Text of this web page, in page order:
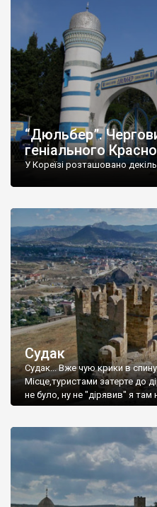
“Дюльбер”.
геніального
У Кореїзі розташовано
Судак
Судак... Вже чую крики в
Місце,туристами затерте до
не було, ну не "дірявив" я там